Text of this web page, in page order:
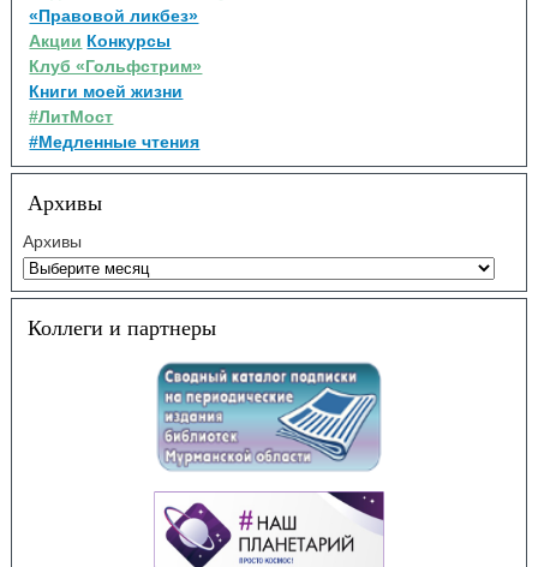
«Правовой ликбез»
Акции Конкурсы
Клуб «Гольфстрим»
Книги моей жизни
#ЛитМост
#Медленные чтения
Архивы
Архивы
Коллеги и партнеры